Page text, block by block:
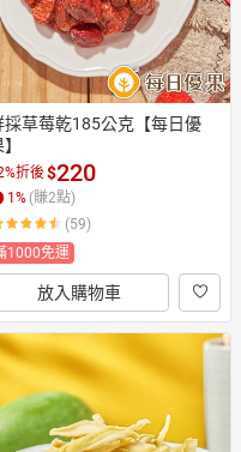
採草莓乾185公克【每日優
折後$220
1 % (賺2點)
(59)
1000免運
放入購物車